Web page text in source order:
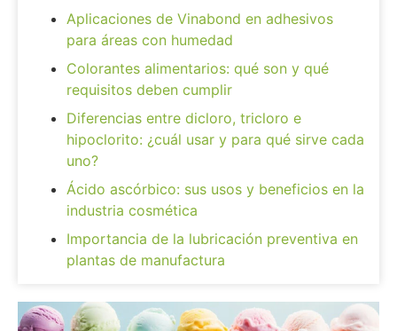
Aplicaciones de Vinabond en adhesivos
para áreas con humedad
Colorantes alimentarios: qué son y qué
requisitos deben cumplir
Diferencias entre dicloro, tricloro e
hipoclorito: ¿cuál usar y para qué sirve cada
uno?
Ácido ascórbico: sus usos y beneficios en la
industria cosmética
Importancia de la lubricación preventiva en
plantas de manufactura